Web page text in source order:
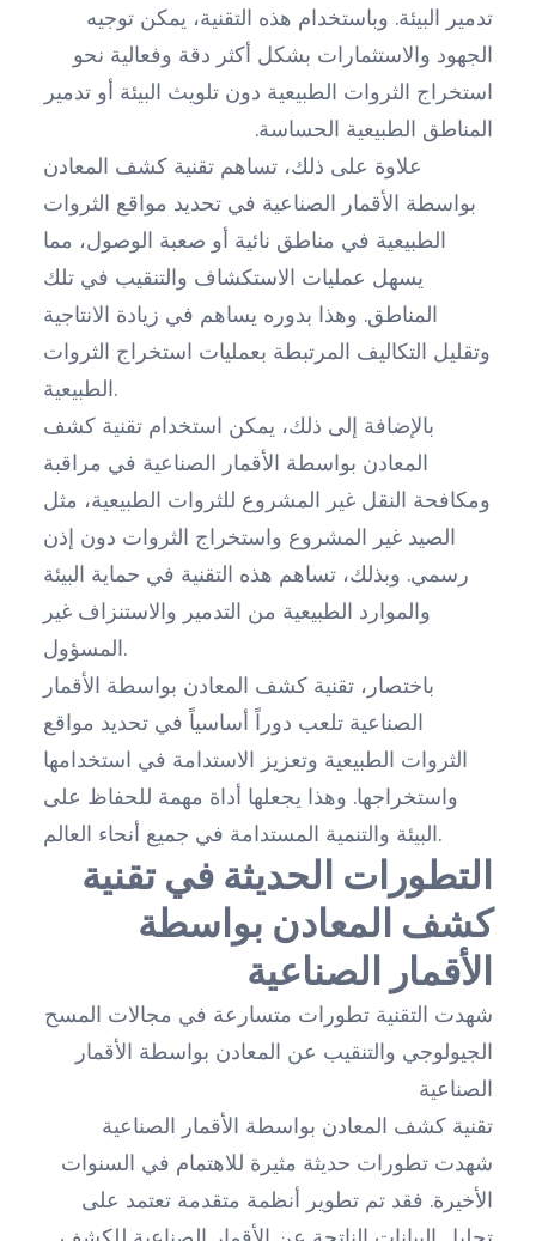
تدمير البيئة. وباستخدام هذه التقنية، يمكن توجيه
الجهود والاستثمارات بشكل أكثر دقة وفعالية نحو
استخراج الثروات الطبيعية دون تلويث البيئة أو تدمير
المناطق الطبيعية الحساسة.
علاوة على ذلك، تساهم تقنية كشف المعادن
بواسطة الأقمار الصناعية في تحديد مواقع الثروات
الطبيعية في مناطق نائية أو صعبة الوصول، مما
يسهل عمليات الاستكشاف والتنقيب في تلك
المناطق. وهذا بدوره يساهم في زيادة الانتاجية
وتقليل التكاليف المرتبطة بعمليات استخراج الثروات
الطبيعية.
بالإضافة إلى ذلك، يمكن استخدام تقنية كشف
المعادن بواسطة الأقمار الصناعية في مراقبة
ومكافحة النقل غير المشروع للثروات الطبيعية، مثل
الصيد غير المشروع واستخراج الثروات دون إذن
رسمي. وبذلك، تساهم هذه التقنية في حماية البيئة
والموارد الطبيعية من التدمير والاستنزاف غير
المسؤول.
باختصار، تقنية كشف المعادن بواسطة الأقمار
الصناعية تلعب دوراً أساسياً في تحديد مواقع
الثروات الطبيعية وتعزيز الاستدامة في استخدامها
واستخراجها. وهذا يجعلها أداة مهمة للحفاظ على
البيئة والتنمية المستدامة في جميع أنحاء العالم.
التطورات الحديثة في تقنية
كشف المعادن بواسطة
الأقمار الصناعية
شهدت التقنية تطورات متسارعة في مجالات المسح
الجيولوجي والتنقيب عن المعادن بواسطة الأقمار
الصناعية
تقنية كشف المعادن بواسطة الأقمار الصناعية
شهدت تطورات حديثة مثيرة للاهتمام في السنوات
الأخيرة. فقد تم تطوير أنظمة متقدمة تعتمد على